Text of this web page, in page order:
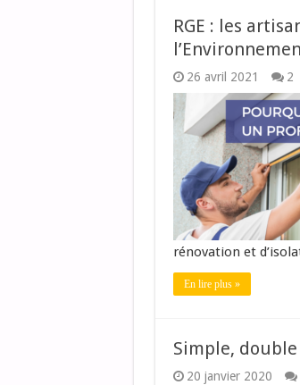
RGE : les
26 avril 2021 2
rénovation et
En lire plus »
Simple,
20 janvier 2020